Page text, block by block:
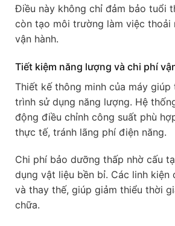
Điều này không chỉ đảm bảo tuổi
còn tạo môi trường làm việc thoải
vận hành.
Tiết kiệm năng lượng và chi phí
Thiết kế thông minh của máy giúp
trình sử dụng năng lượng. Hệ
động điều chỉnh công suất phù
thực tế, tránh lãng phí điện năng.
Chi phí bảo dưỡng thấp nhờ cấu
dụng vật liệu bền bỉ. Các linh kiện
và thay thế, giúp giảm thiểu thời
chữa.